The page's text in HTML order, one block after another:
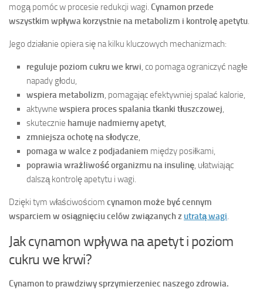
mogą pomóc w procesie redukcji wagi. Cynamon przede
wszystkim wpływa korzystnie na metabolizm i kontrolę apetytu.
Jego działanie opiera się na kilku kluczowych mechanizmach:
reguluje poziom cukru we krwi, co pomaga ograniczyć nagłe
napady głodu,
wspiera metabolizm, pomagając efektywniej spalać kalorie,
aktywne wspiera proces spalania tkanki tłuszczowej,
skutecznie hamuje nadmierny apetyt,
zmniejsza ochotę na słodycze,
pomaga w walce z podjadaniem między posiłkami,
poprawia wrażliwość organizmu na insulinę, ułatwiając
dalszą kontrolę apetytu i wagi.
Dzięki tym właściwościom cynamon może być cennym
wsparciem w osiągnięciu celów związanych z utratą wagi.
Jak cynamon wpływa na apetyt i poziom
cukru we krwi?
Cynamon to prawdziwy sprzymierzeniec naszego zdrowia.